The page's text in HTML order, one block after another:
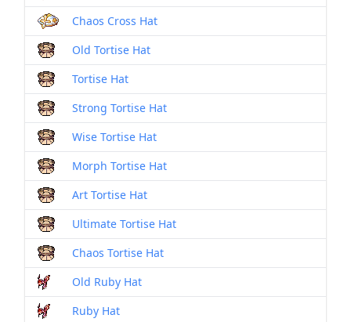
Chaos Cross Hat
Old Tortise Hat
Tortise Hat
Strong Tortise Hat
Wise Tortise Hat
Morph Tortise Hat
Art Tortise Hat
Ultimate Tortise Hat
Chaos Tortise Hat
Old Ruby Hat
Ruby Hat